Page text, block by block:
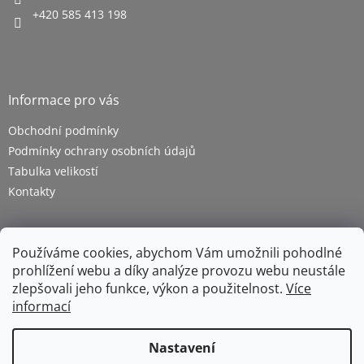
Používáme cookies, abychom Vám umožnili pohodlné
prohlížení webu a díky analýze provozu webu neustále
zlepšovali jeho funkce, výkon a použitelnost. Více
informací
Nastavení
+420 585 413 198
Informace pro vás
Obchodní podmínky
Podmínky ochrany osobních údajů
Tabulka velikostí
Kontakty